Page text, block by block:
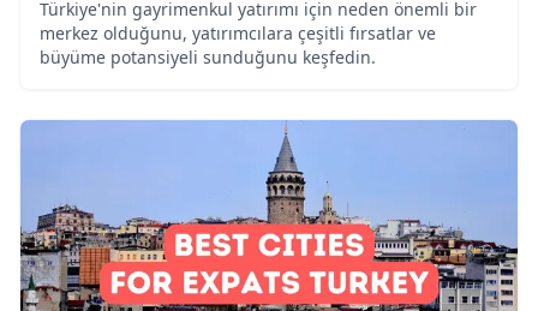
Türkiye'nin gayrimenkul yatırımı için neden önemli bir
merkez olduğunu, yatırımcılara çeşitli fırsatlar ve
büyüme potansiyeli sunduğunu keşfedin.